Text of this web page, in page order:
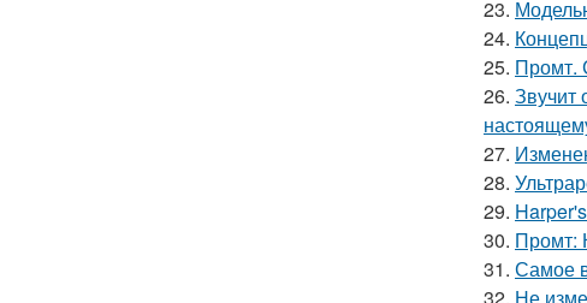
23.
24.
25. Промт.
26. Звучит
27.
28.
29.
30. Промт:
31. Самое